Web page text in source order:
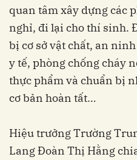
quan tâm xây dựng các
nghỉ, đi lại cho thí sinh.
bị cơ sở vật chất, an
y tế, phòng chống cháy
thực phẩm và chuẩn bị
cơ bản hoàn tất…
Hiệu trưởng Trường
Lang Đoàn Thị Hằng